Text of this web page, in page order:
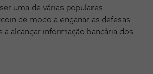
uma de várias populares
de modo a enganar as defesas
a alcançar informação bancária dos